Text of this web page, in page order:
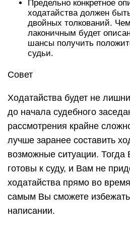
Предельно конкретное
ходатайства должен
двойных толкований.
лаконичным будет
шансы получить
судьи.
Совет
Ходатайства будет не
до начала судебного
рассмотрения крайне
лучше заранее составить
возможные ситуации. Тогда
готовы к суду, и Вам не
ходатайства прямо во
самым Вы сможете
написании.